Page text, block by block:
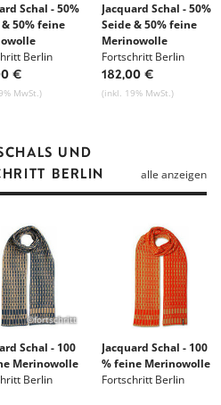
Schal - 50%
50% feine
Berlin
€
MwSt.)
Jacquard Schal - 50%
Seide & 50% feine
Merinowolle
Fortschritt Berlin
182,00 €
(inkl. 19% MwSt.)
UND
BERLIN
alle anzeigen
©fortschritt
Schal - 100
Merinowolle
Berlin
Jacquard Schal - 100
% feine Merinowolle
Fortschritt Berlin